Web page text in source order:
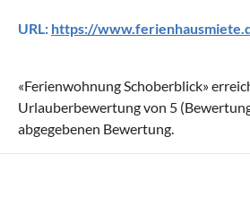
URL: https://
«Ferienwohnung Schoberblick»
Urlauberbewertung von 5
abgegebenen Bewertung.